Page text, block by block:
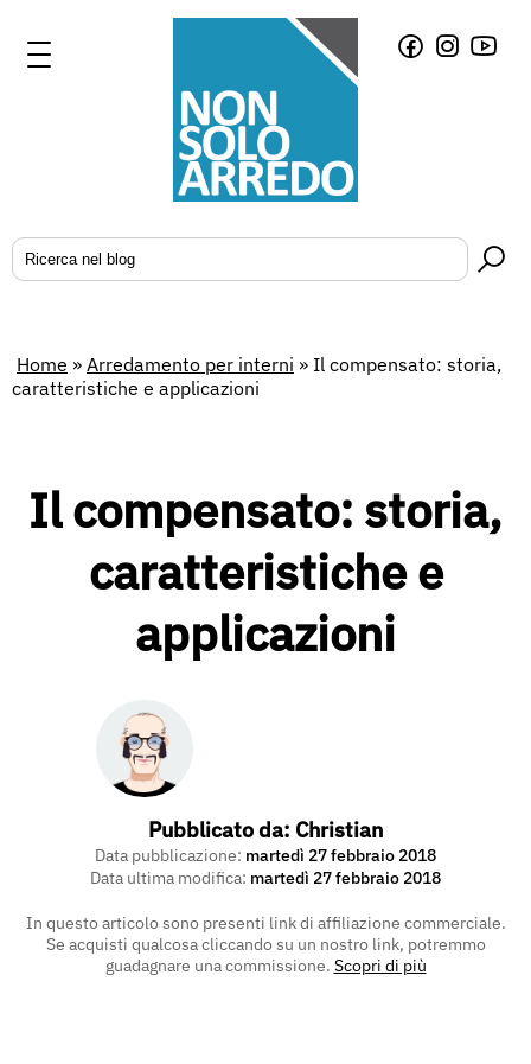
Home » Arredamento per interni » Il compensato: storia,
caratteristiche e applicazioni
Il compensato: storia,
caratteristiche e
applicazioni
Pubblicato da: Christian
Data pubblicazione: martedì 27 febbraio 2018
Data ultima modifica: martedì 27 febbraio 2018
In questo articolo sono presenti link di affiliazione commerciale.
Se acquisti qualcosa cliccando su un nostro link, potremmo
guadagnare una commissione. Scopri di più